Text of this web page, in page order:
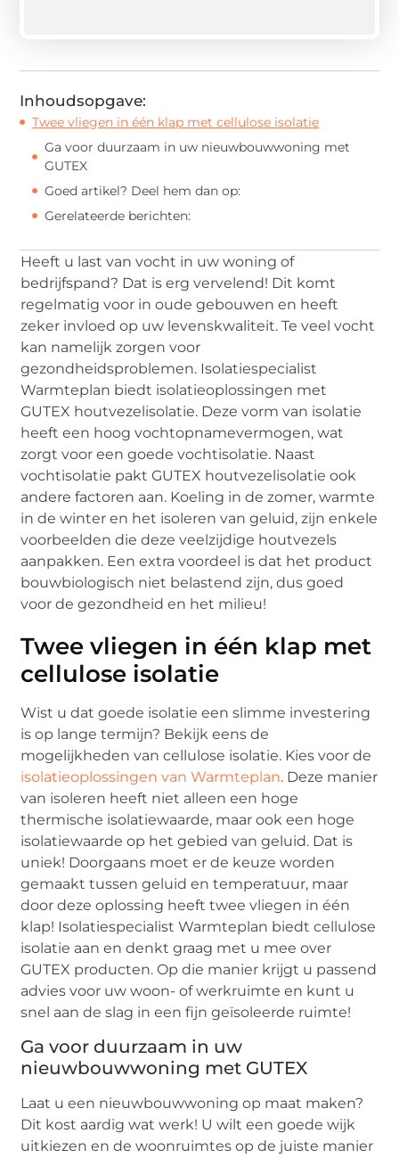
Inhoudsopgave:
Twee vliegen in één klap met cellulose isolatie
Ga voor duurzaam in uw nieuwbouwwoning met
GUTEX
Goed artikel? Deel hem dan op:
Gerelateerde berichten:
Heeft u last van vocht in uw woning of
bedrijfspand? Dat is erg vervelend! Dit komt
regelmatig voor in oude gebouwen en heeft
zeker invloed op uw levenskwaliteit. Te veel vocht
kan namelijk zorgen voor
gezondheidsproblemen. Isolatiespecialist
Warmteplan biedt isolatieoplossingen met
GUTEX houtvezelisolatie. Deze vorm van isolatie
heeft een hoog vochtopnamevermogen, wat
zorgt voor een goede vochtisolatie. Naast
vochtisolatie pakt GUTEX houtvezelisolatie ook
andere factoren aan. Koeling in de zomer, warmte
in de winter en het isoleren van geluid, zijn enkele
voorbeelden die deze veelzijdige houtvezels
aanpakken. Een extra voordeel is dat het product
bouwbiologisch niet belastend zijn, dus goed
voor de gezondheid en het milieu!
Twee vliegen in één klap met
cellulose isolatie
Wist u dat goede isolatie een slimme investering
is op lange termijn? Bekijk eens de
mogelijkheden van cellulose isolatie. Kies voor de
isolatieoplossingen van Warmteplan. Deze manier
van isoleren heeft niet alleen een hoge
thermische isolatiewaarde, maar ook een hoge
isolatiewaarde op het gebied van geluid. Dat is
uniek! Doorgaans moet er de keuze worden
gemaakt tussen geluid en temperatuur, maar
door deze oplossing heeft twee vliegen in één
klap! Isolatiespecialist Warmteplan biedt cellulose
isolatie aan en denkt graag met u mee over
GUTEX producten. Op die manier krijgt u passend
advies voor uw woon- of werkruimte en kunt u
snel aan de slag in een fijn geïsoleerde ruimte!
Ga voor duurzaam in uw
nieuwbouwwoning met GUTEX
Laat u een nieuwbouwwoning op maat maken?
Dit kost aardig wat werk! U wilt een goede wijk
uitkiezen en de woonruimtes op de juiste manier